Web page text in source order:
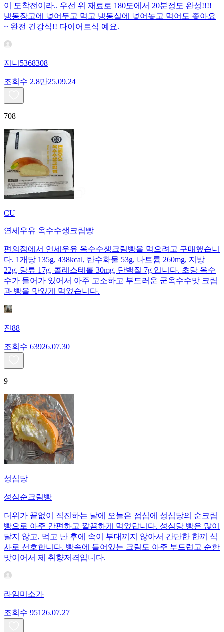
이 도착전이라.. 우선 위 재료로 180도에서 20분정도 완성!!!!
냉동장고에 넣어두고 먹고 냉동실에 넣어놓고 먹어도 좋아요
~ 완전 건강식!! 다이어트식 예요.
지니5368308
조회수 2.8만25.09.24
708
CU
연세우유 옥수수생크림빵
편의점에서 연세우유 옥수수생크림빵을 먹으려고 구매했습니
다. 1개당 135g, 438kcal, 탄수화물 53g, 나트륨 260mg, 지방
22g, 당류 17g, 콜레스테롤 30mg, 단백질 7g 입니다. 초당 옥수
수가 들어가 있어서 아주 고소하고 부드러운 군옥수수맛 크림
과 빵을 맛있게 먹었습니다.
진88
조회수 63926.07.30
9
성심당
성심순크림빵
더위가 끝없이 직진하는 날에 오늘은 점심에 성심당의 순크림
빵으로 아주 간편하고 깔끔하게 먹었답니다. 성심당 빵은 많이
달지 않고, 먹고 난 후에 속이 부대끼지 않아서 간단한 한끼 식
사로 선호합니다. 빵속에 들어있는 크림도 아주 부드럽고 순한
맛이어서 제 취향저격입니다.
라임미소가
조회수 951 26.07.27